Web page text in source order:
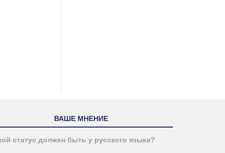
ВАШЕ МНЕНИЕ
статус должен быть у русского языка?